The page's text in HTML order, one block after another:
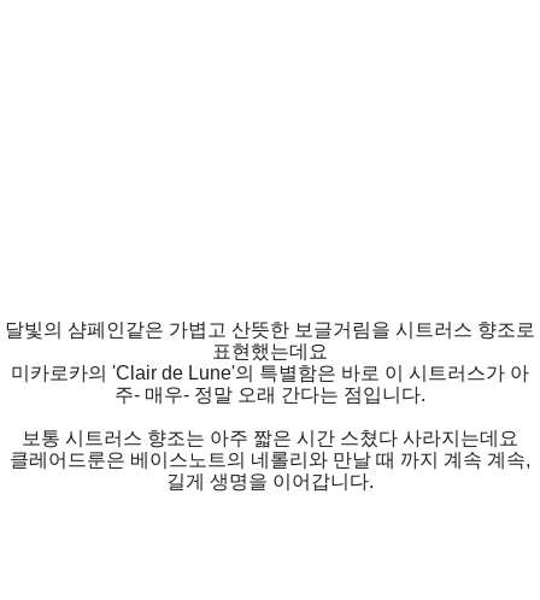
달빛의 샴페인같은 가볍고 산뜻한 보글거림을 시트러스 향조로
표현했는데요
미카로카의 'Clair de Lune'의 특별함은 바로 이 시트러스가 아
주- 매우- 정말 오래 간다는 점입니다.
보통 시트러스 향조는 아주 짧은 시간 스쳤다 사라지는데요
클레어드룬은 베이스노트의 네롤리와 만날 때 까지 계속 계속,
길게 생명을 이어갑니다.